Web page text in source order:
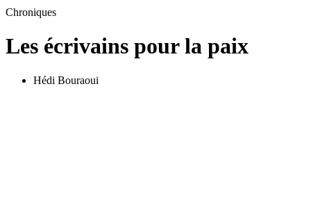
Chroniques
Les écrivains pour la paix
Hédi Bouraoui